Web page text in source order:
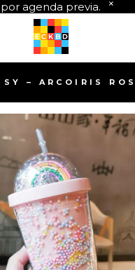
agenda previa.
– ARCOIRIS